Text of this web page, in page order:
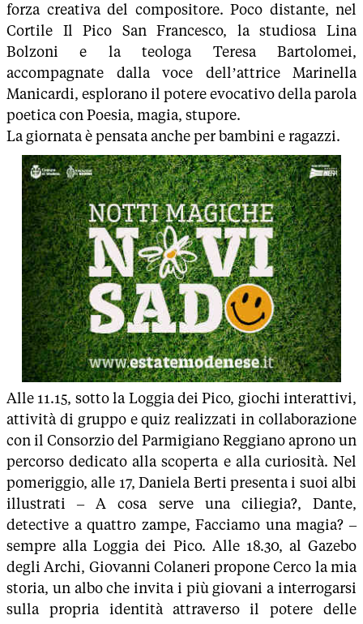
forza creativa del compositore. Poco distante, nel
Cortile Il Pico San Francesco, la studiosa Lina
Bolzoni e la teologa Teresa Bartolomei,
accompagnate dalla voce dell’attrice Marinella
Manicardi, esplorano il potere evocativo della parola
poetica con Poesia, magia, stupore.
La giornata è pensata anche per bambini e ragazzi.
Alle 11.15, sotto la Loggia dei Pico, giochi interattivi,
attività di gruppo e quiz realizzati in collaborazione
con il Consorzio del Parmigiano Reggiano aprono un
percorso dedicato alla scoperta e alla curiosità. Nel
pomeriggio, alle 17, Daniela Berti presenta i suoi albi
illustrati – A cosa serve una ciliegia?, Dante,
detective a quattro zampe, Facciamo una magia? –
sempre alla Loggia dei Pico. Alle 18.30, al Gazebo
degli Archi, Giovanni Colaneri propone Cerco la mia
storia, un albo che invita i più giovani a interrogarsi
sulla propria identità attraverso il potere delle